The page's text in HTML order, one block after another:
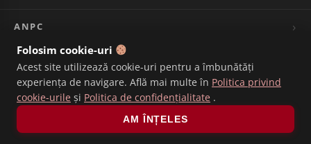
ANPC
CONTACT
VALORI NUTRIȚIONALE
Copyright 2026©
Folosim cookie-uri
Acest site utilizează cookie-uri pentru a îmbunătăți
experiența de navigare. Află mai multe în Politica privind
cookie-urile și Politica de confidențialitate .
AM ÎNȚELES
Ne pare rău, restaurantul este închis în acest
moment.
Se deschide în: 22m 50s